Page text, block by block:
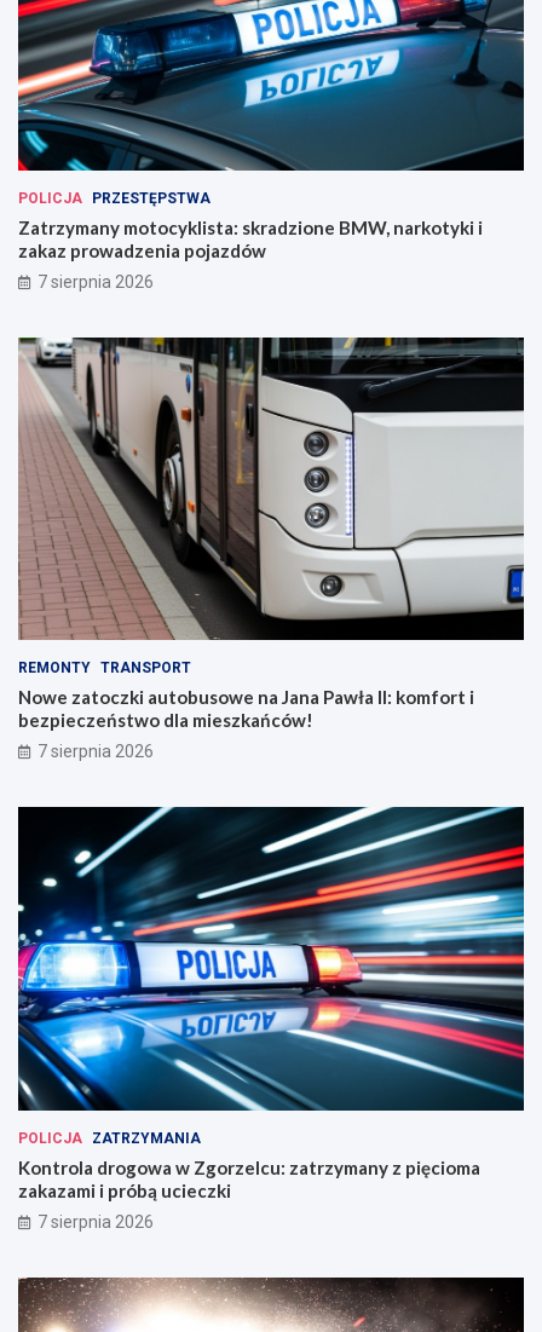
POLICJA PRZESTĘPSTWA
Zatrzymany motocyklista: skradzione BMW, narkotyki i
zakaz prowadzenia pojazdów
7 sierpnia 2026
REMONTY TRANSPORT
Nowe zatoczki autobusowe na Jana Pawła II: komfort i
bezpieczeństwo dla mieszkańców!
7 sierpnia 2026
POLICJA ZATRZYMANIA
Kontrola drogowa w Zgorzelcu: zatrzymany z pięcioma
zakazami i próbą ucieczki
7 sierpnia 2026